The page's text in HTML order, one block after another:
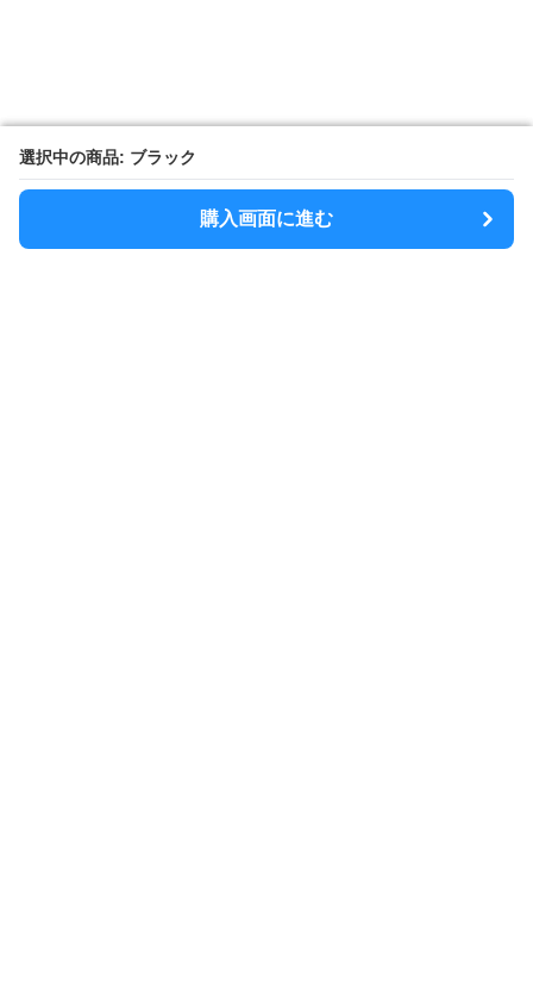
選択中の商品: ブラック
購入画面に進む
選択中の商品: ブラック
購入画面に進む